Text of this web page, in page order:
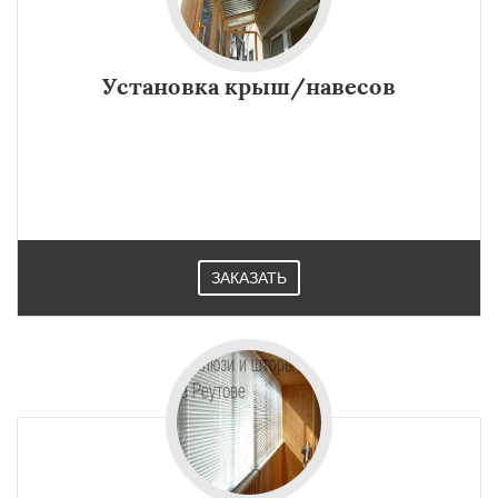
Установка крыш/навесов
ЗАКАЗАТЬ